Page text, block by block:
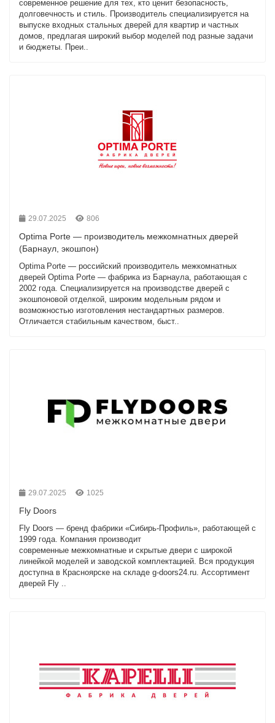
современное решение для тех, кто ценит безопасность,
долговечность и стиль. Производитель специализируется на
выпуске входных стальных дверей для квартир и частных
домов, предлагая широкий выбор моделей под разные задачи
и бюджеты. Преи..
29.07.2025 806
Optima Porte — производитель межкомнатных дверей
(Барнаул, экошпон)
Optima Porte — российский производитель межкомнатных
дверей Optima Porte — фабрика из Барнаула, работающая с
2002 года. Специализируется на производстве дверей с
экошпоновой отделкой, широким модельным рядом и
возможностью изготовления нестандартных размеров.
Отличается стабильным качеством, быст..
29.07.2025 1025
Fly Doors
Fly Doors — бренд фабрики «Сибирь-Профиль», работающей с
1999 года. Компания производит
современные межкомнатные и скрытые двери с широкой
линейкой моделей и заводской комплектацией. Вся продукция
доступна в Красноярске на складе g-doors24.ru. Ассортимент
дверей Fly ..